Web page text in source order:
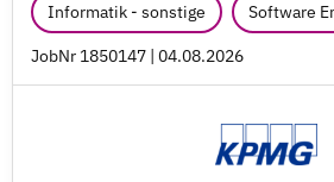
Informatik - sonstige Software
JobNr 1850147 | 04.08.2026